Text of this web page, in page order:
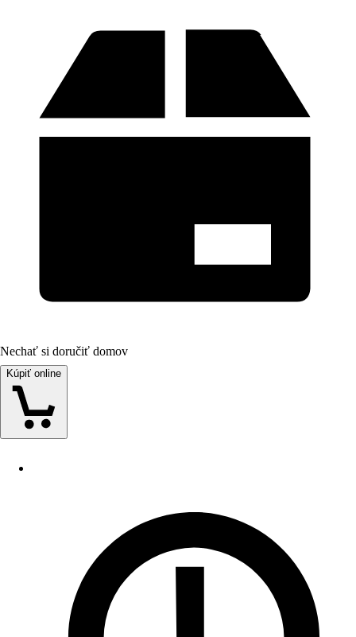
Nechať si doručiť domov
Kúpiť online